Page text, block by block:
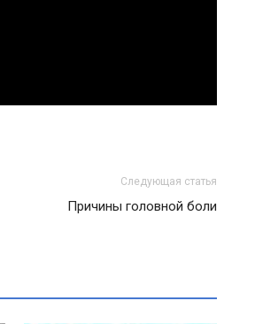
Следующая статья
Причины головной боли